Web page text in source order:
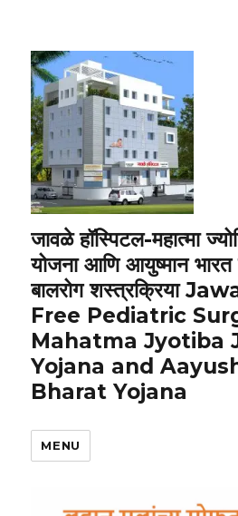
जावळे हॉस्पिटल-महात्मा
योजना आणि आयुष्मान
बालरोग शस्त्रक्रिया
Free Pediatric
Mahatma Jyotiba
Yojana and
Bharat Yojana
MENU